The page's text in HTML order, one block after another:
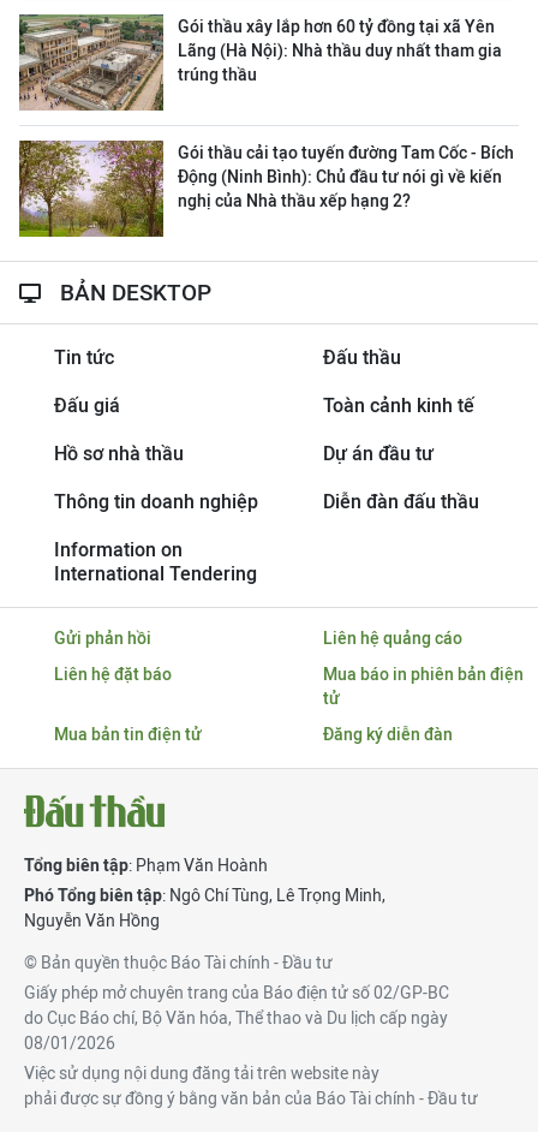
Gói thầu xây lắp hơn 60 tỷ đồng tại xã Yên
Lãng (Hà Nội): Nhà thầu duy nhất tham gia
trúng thầu
Gói thầu cải tạo tuyến đường Tam Cốc - Bích
Động (Ninh Bình): Chủ đầu tư nói gì về kiến
nghị của Nhà thầu xếp hạng 2?
BẢN DESKTOP
Tin tức Đấu thầu
Đấu giá Toàn cảnh kinh tế
Hồ sơ nhà thầu Dự án đầu tư
Thông tin doanh nghiệp Diễn đàn đấu thầu
Information on
International Tendering
Gửi phản hồi
Liên hệ quảng cáo
Liên hệ đặt báo
Mua báo in phiên bản điện
tử
Mua bản tin điện tử
Đăng ký diễn đàn
Tổng biên tập: Phạm Văn Hoành
Phó Tổng biên tập: Ngô Chí Tùng, Lê Trọng Minh,
Nguyễn Văn Hồng
© Bản quyền thuộc Báo Tài chính - Đầu tư
Giấy phép mở chuyên trang của Báo điện tử số 02/GP-BC
do Cục Báo chí, Bộ Văn hóa, Thể thao và Du lịch cấp ngày
08/01/2026
Việc sử dụng nội dung đăng tải trên website này
phải được sự đồng ý bằng văn bản của Báo Tài chính - Đầu tư